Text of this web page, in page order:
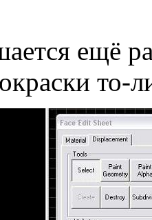
ещё
то-